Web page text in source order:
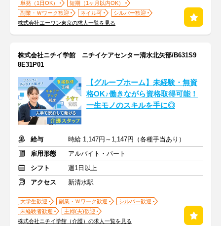
単発（1日OK）
短期（1ヶ月以内OK）
副業・Ｗワーク歓迎
ネイル可
シルバー歓迎
株式会社エーワン東京の求人一覧を見る
株式会社ニチイ学館 ニチイケアセンター清水北矢部/B631S9
8E31P01
【グループホーム】未経験・無資
格OK♪働きながら資格取得可能！
一生モノのスキルを手に◎
給与
時給 1,147円～1,147円（各種手当あり）
雇用形態
アルバイト・パート
シフト
週1日以上
アクセス
新清水駅
大学生歓迎 副業・Ｗワーク歓迎
シルバー歓迎
未経験者歓迎
主婦(夫)歓迎
株式会社ニチイ学館（介護）の求人一覧を見る